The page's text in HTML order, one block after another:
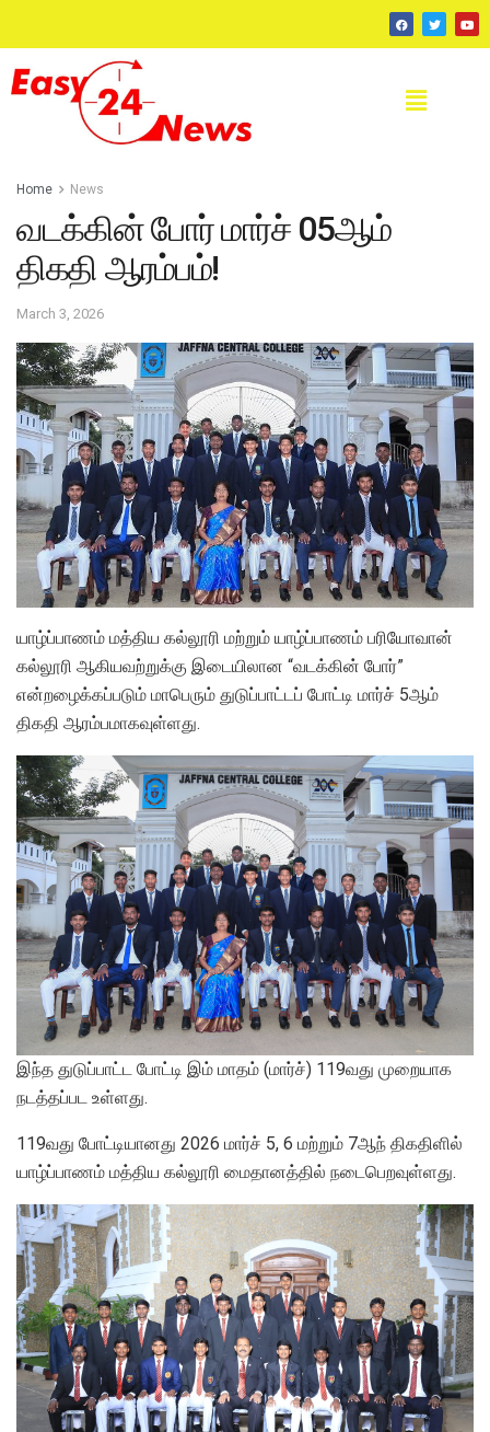
Home News
வடக்கின் போர் மார்ச் 05ஆம்
திகதி ஆரம்பம்!
March 3, 2026
யாழ்ப்பாணம் மத்திய கல்லூரி மற்றும் யாழ்ப்பாணம் பரியோவான்
கல்லூரி ஆகியவற்றுக்கு இடையிலான “வடக்கின் போர்”
என்றழைக்கப்படும் மாபெரும் துடுப்பாட்டப் போட்டி மார்ச் 5ஆம்
திகதி ஆரம்பமாகவுள்ளது.
இந்த துடுப்பாட்ட போட்டி இம் மாதம் (மார்ச்) 119வது முறையாக
நடத்தப்பட உள்ளது.
119வது போட்டியானது 2026 மார்ச் 5, 6 மற்றும் 7ஆந் திகதிளில்
யாழ்ப்பாணம் மத்திய கல்லூரி மைதானத்தில் நடைபெறவுள்ளது.